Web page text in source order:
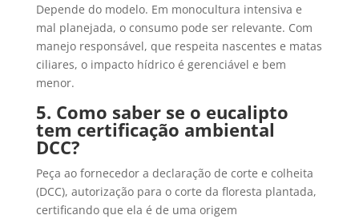
Depende do modelo. Em monocultura intensiva e
mal planejada, o consumo pode ser relevante. Com
manejo responsável, que respeita nascentes e matas
ciliares, o impacto hídrico é gerenciável e bem
menor.
5. Como saber se o eucalipto
tem certificação ambiental
DCC?
Peça ao fornecedor a declaração de corte e colheita
(DCC), autorização para o corte da floresta plantada,
certificando que ela é de uma origem